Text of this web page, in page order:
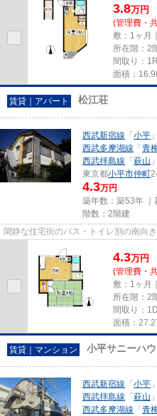
3.8万円
(管理費・
敷：1ヶ月
所在階：2
間取り：1R
面積：
賃貸｜アパート 松江荘
西武新宿線 「 小平
西武多摩湖線 「 青
西武拝島線 「 萩山
東京都小平市仲町
4.3万円
築年数：築53年 ｜
階数：2階建
閑静な住宅街のバス・トイレ別の南向
4.3万円
(管理費・
敷：1ヶ月
所在階：2
間取り：
面積：
賃貸｜マンション 小平サニーハ
西武新宿線 「 小平
西武拝島線 「 萩山
西武多摩湖線 「 青